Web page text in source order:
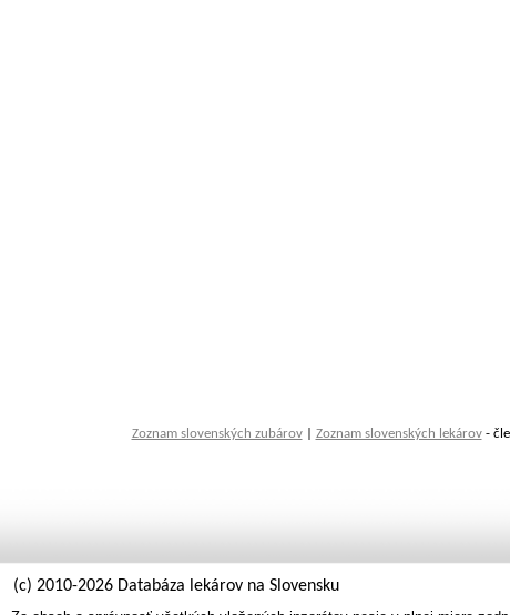
Zoznam slovenských zubárov| Zoznam slovenských lekárov-
(c) 2010-2026 Databáza lekárov na Slovensku